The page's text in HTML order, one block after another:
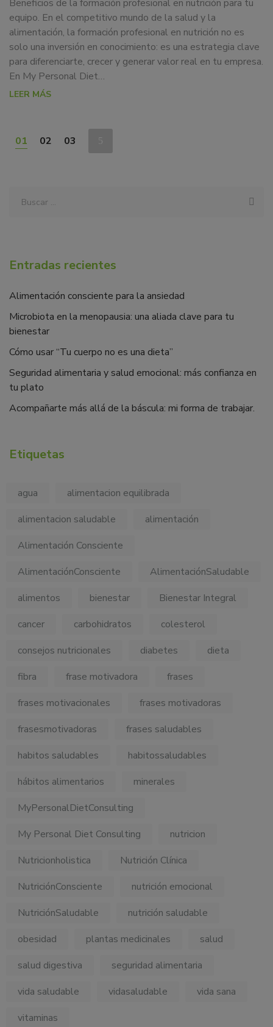
Beneficios de la formación profesional en nutrición para tu
equipo. En el competitivo mundo de la salud y la
alimentación, la formación profesional en nutrición no es
solo una inversión en conocimiento: es una estrategia clave
para diferenciarte, crecer y generar valor real en tu empresa.
En My Personal Diet…
LEER MÁS
01 02 03
Entradas recientes
Alimentación consciente para la ansiedad
Microbiota en la menopausia: una aliada clave para tu
bienestar
Cómo usar “Tu cuerpo no es una dieta”
Seguridad alimentaria y salud emocional: más confianza en
tu plato
Acompañarte más allá de la báscula: mi forma de trabajar.
Etiquetas
agua
alimentacion equilibrada
alimentacion saludable
alimentación
Alimentación Consciente
AlimentaciónConsciente
AlimentaciónSaludable
alimentos
bienestar
Bienestar Integral
cancer
carbohidratos
colesterol
consejos nutricionales
diabetes
dieta
fibra
frase motivadora
frases
frases motivacionales
frases motivadoras
frasesmotivadoras
frases saludables
habitos saludables
habitossaludables
hábitos alimentarios
minerales
MyPersonalDietConsulting
My Personal Diet Consulting
nutricion
Nutricionholistica
Nutrición Clínica
NutriciónConsciente
nutrición emocional
NutriciónSaludable
nutrición saludable
obesidad
plantas medicinales
salud
salud digestiva
seguridad alimentaria
vida saludable
vidasaludable
vida sana
vitaminas